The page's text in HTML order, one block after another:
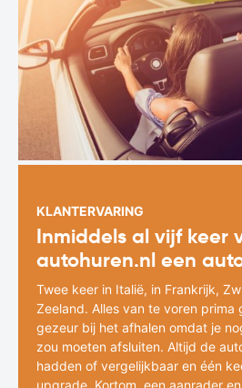
KLANTERVARING
Inmiddels al vijf keer
autohuren.nl een
Twee keer in Italië, in Frankrijk,
Zeeland. Alles van te voren prima
gezeur bij het afhalen omdat je
zou moeten afsluiten. Altijd de
hadden of vergelijkbaar en één
upgrade. Kortom, een aanrader